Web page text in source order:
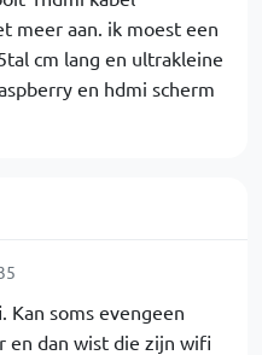
meer aan. ik moest een
cm lang en ultrakleine
en hdmi scherm
soms evengeen
en dan wist die zijn wifi